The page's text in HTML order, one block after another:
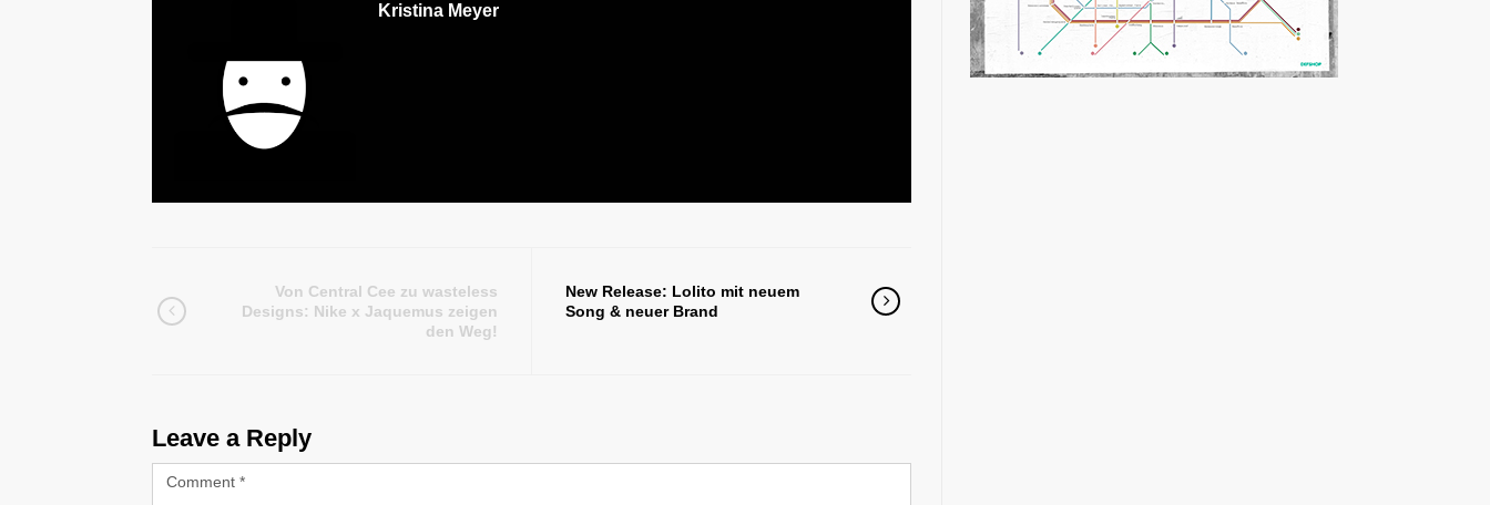
Kristina Meyer
Von Central Cee zu wasteless
Designs: Nike x Jaquemus zeigen
den Weg!
New Release: Lolito mit neuem
Song & neuer Brand
Leave a Reply